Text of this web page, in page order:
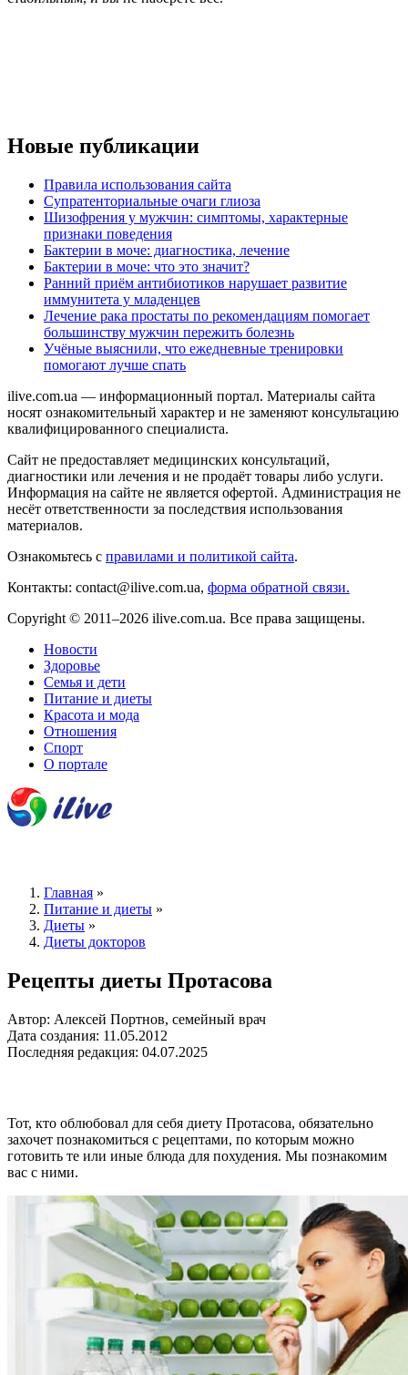
Новые публикации
Правила использования сайта
Супратенториальные очаги глиоза
Шизофрения у мужчин: симптомы, характерные
признаки поведения
Бактерии в моче: диагностика, лечение
Бактерии в моче: что это значит?
Ранний приём антибиотиков нарушает развитие
иммунитета у младенцев
Лечение рака простаты по рекомендациям помогает
большинству мужчин пережить болезнь
Учёные выяснили, что ежедневные тренировки
помогают лучше спать
ilive.com.ua — информационный портал. Материалы сайта
носят ознакомительный характер и не заменяют консультацию
квалифицированного специалиста.
Сайт не предоставляет медицинских консультаций,
диагностики или лечения и не продаёт товары либо услуги.
Информация на сайте не является офертой. Администрация не
несёт ответственности за последствия использования
материалов.
Ознакомьтесь с правилами и политикой сайта.
Контакты: contact@ilive.com.ua, форма обратной связи.
Copyright © 2011–2026 ilive.com.ua. Все права защищены.
Новости
Здоровье
Семья и дети
Питание и диеты
Красота и мода
Отношения
Спорт
О портале
Главная »
Питание и диеты »
Диеты »
Диеты докторов
Рецепты диеты Протасова
Автор: Алексей Портнов, семейный врач
Дата создания: 11.05.2012
Последняя редакция: 04.07.2025
Тот, кто облюбовал для себя диету Протасова, обязательно
захочет познакомиться с рецептами, по которым можно
готовить те или иные блюда для похудения. Мы познакомим
вас с ними.